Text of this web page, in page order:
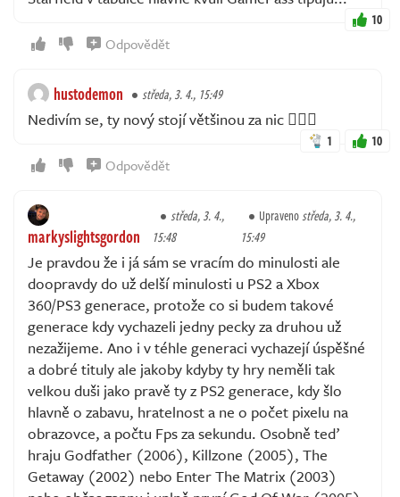
10
Odpovědět
hustodemon středa, 3. 4., 15:49
Nedivím se, ty nový stojí většinou za nic 🤷🏼‍♀️
1 10
Odpovědět
markyslightsgordon
středa, 3. 4.,
15:48
Upravenostředa, 3. 4.,
15:49
Je pravdou že i já sám se vracím do minulosti ale
doopravdy do už delší minulosti u PS2 a Xbox
360/PS3 generace, protože co si budem takové
generace kdy vychazeli jedny pecky za druhou už
nezažijeme. Ano i v téhle generaci vychazejí úspěšné
a dobré tituly ale jakoby kdyby ty hry neměli tak
velkou duši jako pravě ty z PS2 generace, kdy šlo
hlavně o zabavu, hratelnost a ne o počet pixelu na
obrazovce, a počtu Fps za sekundu. Osobně teď
hraju Godfather (2006), Killzone (2005), The
Getaway (2002) nebo Enter The Matrix (2003)